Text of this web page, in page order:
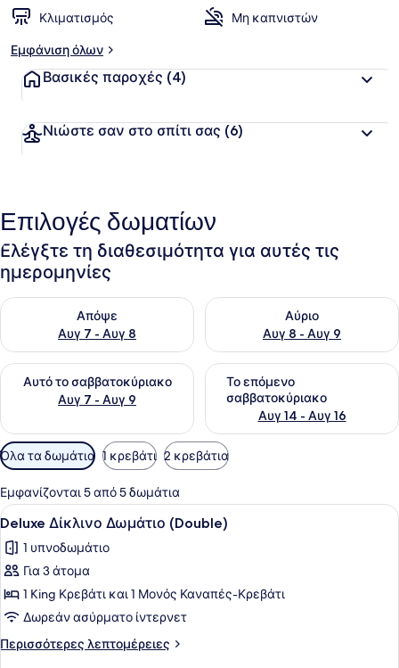
Κλιματισμός
Μη καπνιστών
Εμφάνιση όλων
Βασικές παροχές (4)
Νιώστε σαν στο σπίτι σας (6)
Επιλογές δωματίων
Ελέγξτε τη διαθεσιμότητα για αυτές τις
ημερομηνίες
Απόψε
Αυγ 7 - Αυγ 8
Έλεγχος διαθεσιμότητας για απόψε Αυγ 7 - Αυγ 8
Αύριο
Αυγ 8 - Αυγ 9
Έλεγχος διαθεσιμότητας
Αυτό το σαββατοκύριακο
Αυγ 7 - Αυγ 9
Έλεγχος διαθεσιμότητας για αυτό το σαββατοκύριακο
Το επόμενο
σαββατοκύριακο
Αυγ 14 - Αυγ 16
Έλεγχος διαθεσιμότητας
Διαθέσιμα
φίλτρα
για
τα
δωμάτια
Όλα τα δωμάτια 1 κρεβάτι 2 κρεβάτια
Εμφανίζονται 5 από 5 δωμάτια
Προβολή
όλων
των
φωτογραφιών
για
Deluxe
Δίκλινο
Δωμάτιο
Ένα σύγχρονο υπνοδωμάτιο με
12
Deluxe Δίκλινο Δωμάτιο (Double)
1 υπνοδωμάτιο
Για 3 άτομα
1 King Κρεβάτι και 1 Μονός Καναπές-Κρεβάτι
Δωρεάν ασύρματο ίντερνετ
Περισσότερες λεπτομέρειες
Περισσότερες